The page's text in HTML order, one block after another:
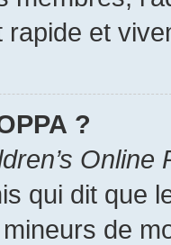
rapide et
?
qui dit que
de